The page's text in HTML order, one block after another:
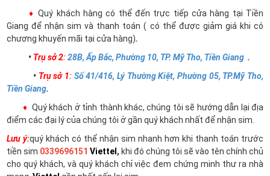
♦ Quý khách hàng có thể đến trực tiếp cửa hàng tại Tiền
Giang để nhận sim và thanh toán ( có thể được giảm giá khi có
chương khuyến mãi tại cửa hàng).
• Trụ sở 2:28B, Ấp Bắc, Phường 10, TP. Mỹ Tho, Tiền Giang .
• Trụ sở 1: Số 41/416, Lý Thường Kiệt, Phường 05, TP.Mỹ Tho,
Tiền Giang.
♦ Quý khách ở tỉnh thành khác, chúng tôi sẽ hướng dẫn lại địa
điểm các đại lý của chúng tôi ở gần quý khách nhất để nhận sim.
Lưu ý:quý khách có thể nhận sim nhanh hơn khi thanh toán trước
tiền sim 0339696151 Viettel , khi đó chúng tôi sẽ vào tên chính chủ
cho quý khách, và quý khách chỉ việc đem chứng minh thư ra nhà